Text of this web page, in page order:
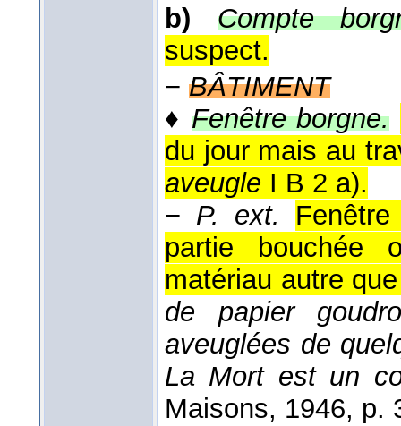
b)
Compte
suspect.
− BÂTIMENT
♦ Fenêtre borgne.
du jour mais au
aveugle I B 2 a).
− P. ext.
partie bouchée
matériau autre
de papier
aveuglées de
La Mort est un
Maisons, 1946, p.